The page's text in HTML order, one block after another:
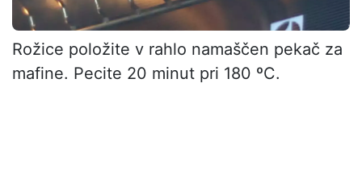
Rožice položite v rahlo namaščen pekač za
mafine. Pecite 20 minut pri 180 ºC.